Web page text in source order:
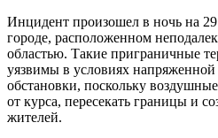
Инцидент произошел в ночь на
городе, расположенном
областью. Такие приграничные
уязвимы в условиях
обстановки, поскольку
от курса, пересекать границы и
жителей.